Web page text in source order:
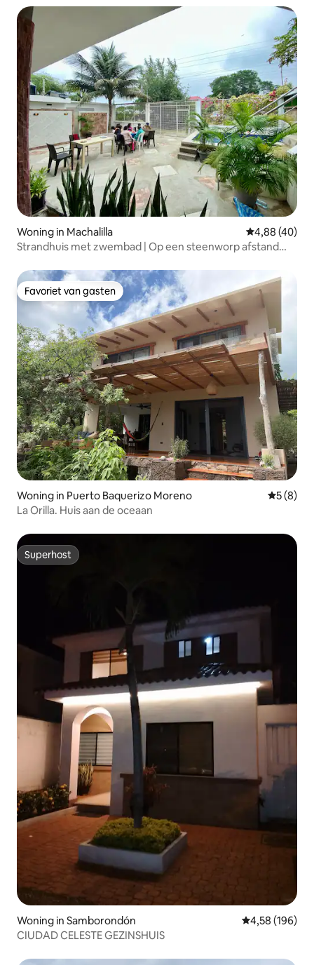
Woning in Machalilla Gemiddelde
4,88 (40)
Strandhuis met zwembad | Op een steenworp afstand
Favoriet van gasten
Favoriet van gasten
Woning in Puerto Baquerizo Moreno
5 (8)
La Orilla. Huis aan de oceaan
Superhost
Superhost
Woning in Samborondón Gemiddelde
4,58 (196)
CIUDAD CELESTE GEZINSHUIS